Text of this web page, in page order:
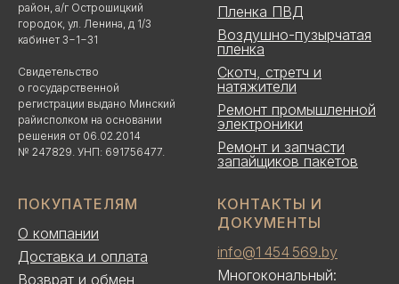
район, а/г Острошицкий
городок, ул. Ленина, д 1/3
кабинет 3−1−31
Свидетельство
о государственной
регистрации выдано Минский
райисполком на основании
решения от 06.02.2014
№ 247829. УНП: 691756477.
Пленка ПВД
Воздушно-пузырчатая
пленка
Скотч, стретч и
натяжители
Ремонт промышленной
электроники
Ремонт и запчасти
запайщиков пакетов
ПОКУПАТЕЛЯМ
О компании
Доставка и оплата
Возврат и обмен
КОНТАКТЫ И
ДОКУМЕНТЫ
info@1 454 569.by
Многокональный: